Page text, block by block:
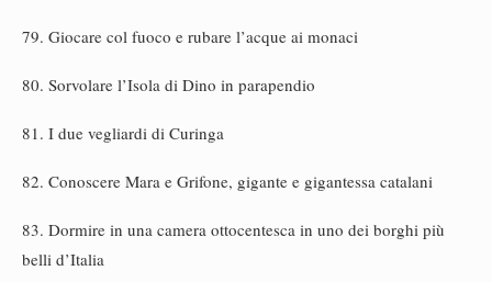
79. Giocare col fuoco e rubare l’acque ai monaci
80. Sorvolare l’Isola di Dino in parapendio
81. I due vegliardi di Curinga
82. Conoscere Mara e Grifone, gigante e gigantessa catalani
83. Dormire in una camera ottocentesca in uno dei borghi più
belli d’Italia